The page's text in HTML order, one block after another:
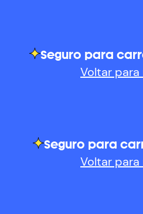
Seguro para
Voltar para
Seguro para
Voltar para